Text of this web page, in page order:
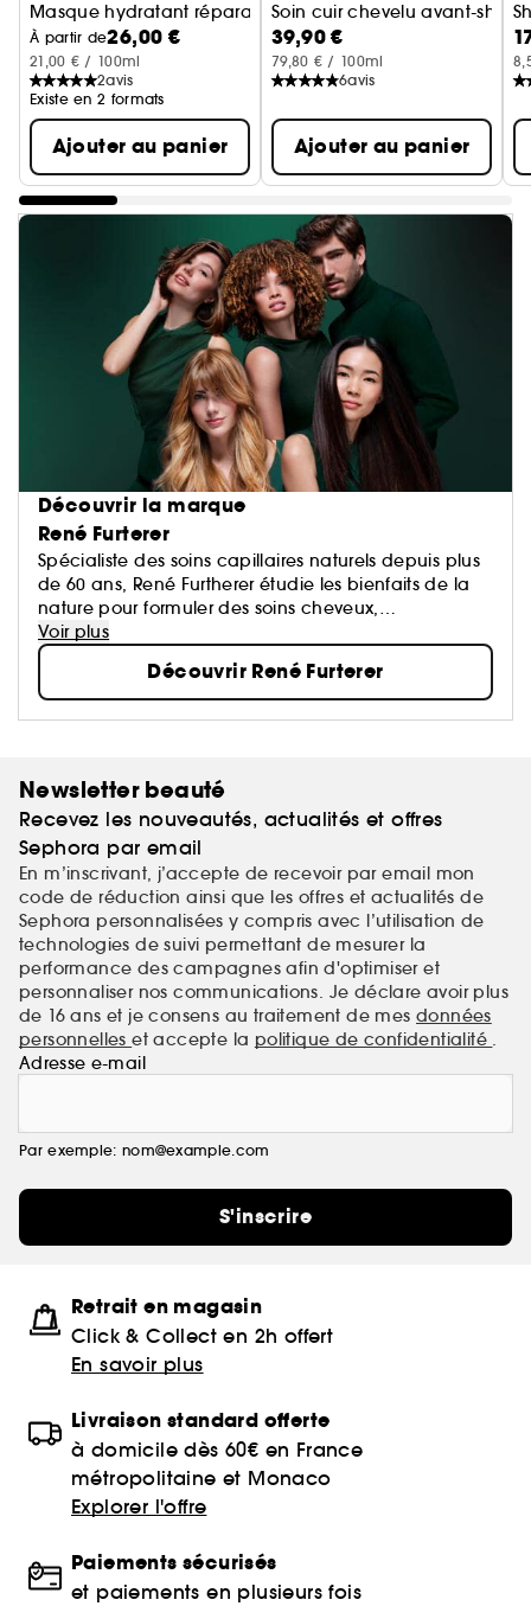
Masque hydratant réparateur cheveux colorés
À partir de26,00 €
21,00 € / 100ml
2avis
Existe en 2 formats
Ajouter au panier
Soin cuir chevelu avant-
39,90 €
79,80 € / 100ml
6avis
Ajouter au panier
Découvrir la marque
René Furterer
Spécialiste des soins capillaires naturels depuis plus
de 60 ans, René Furtherer étudie les bienfaits de la
nature pour formuler des soins cheveux,
shampoings, après-shampoings et masques qui ont
pour objectif de sublimer vos cheveux.
Voir plus
Découvrir René Furterer
Newsletter beauté
Recevez les nouveautés, actualités et offres
Sephora par email
En m’inscrivant, j’accepte de recevoir par email mon
code de réduction ainsi que les offres et actualités de
Sephora personnalisées y compris avec l’utilisation de
technologies de suivi permettant de mesurer la
performance des campagnes afin d'optimiser et
personnaliser nos communications. Je déclare avoir plus
de 16 ans et je consens au traitement de mes données
personnelleset accepte la politique de confidentialité .
Adresse e-mail
Par exemple: nom@example.com
S'inscrire
Retrait en magasin
Click & Collect en 2h offert
En savoir plus
Livraison standard offerte
à domicile dès 60€ en France
métropolitaine et Monaco
Explorer l'offre
Paiements sécurisés
et paiements en plusieurs fois